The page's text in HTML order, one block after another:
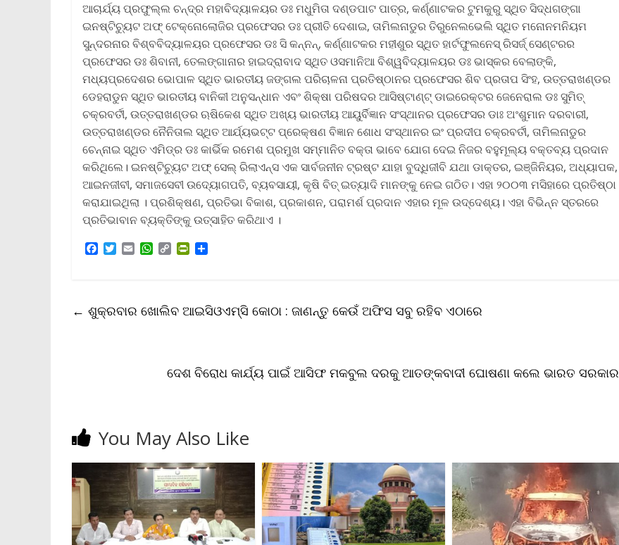
ଆଚାର୍ଯ୍ୟ ପ୍ରଫୁଲ୍ଲ ଚନ୍ଦ୍ର ମହାବିଦ୍ୟାଳୟର ଡଃ ମଧୁମିତା ଦଣ୍ଡପାଟ ପାତ୍ର, କର୍ଣ୍ଣାଟକର ଟୁମକୁରୁ ସ୍ଥିତ ସିଦ୍ଧଗଙ୍ଗା
ଇନଷ୍ଟିଚ୍ୟୁଟ ଅଫ୍ ଟେକ୍ନୋଲୋଜିର ପ୍ରଫେସର ଡଃ ପ୍ରୀତି ଦେଶାଇ, ତାମିଲନାଡୁର ତିରୁନେଲଭେଲି ସ୍ଥିତ ମନୋନମନିୟମ
ସୁନ୍ଦରନାର ବିଶ୍ବବିଦ୍ୟାଳୟର ପ୍ରଫେସର ଡଃ ସି କନ୍ନନ୍, କର୍ଣ୍ଣାଟକର ମହୀଶୁର ସ୍ଥିତ ହାର୍ଟଫୁଲନେସ୍ ରିସର୍ଜ୍ ସେଣ୍ଟରର
ପ୍ରଫେସର ଡଃ ଶିବାନୀ, ତେଲଙ୍ଗାନାର ହାଇଦ୍ରାବାଦ ସ୍ଥିତ ଓସମାନିଆ ବିଶ୍ୱବିଦ୍ୟାଳୟର ଡଃ ଭାସ୍କର ବେଲାଙ୍କି,
ମଧ୍ୟପ୍ରଦେଶର ଭୋପାଳ ସ୍ଥିତ ଭାରତୀୟ ଜଙ୍ଗଲ ପରିଚାଳନା ପ୍ରତିଷ୍ଠାନର ପ୍ରଫେସର ଶିବ ପ୍ରତାପ ସିଂହ, ଉତ୍ତରାଖଣ୍ଡର
ଡେହରାଡୁନ ସ୍ଥିତ ଭାରତୀୟ ବାନିକୀ ଅନୁସନ୍ଧାନ ଏବଂ ଶିକ୍ଷା ପରିଷଦର ଆସିଷ୍ଟାଣ୍ଟ୍‌ ଡାଇରେକ୍ଟର ଜେନେରାଲ ଡଃ ସୁମିତ୍‌
ଚକ୍ରବର୍ତୀ, ଉତ୍ତରାଖଣ୍ଡର ଋଷିକେଶ ସ୍ଥିତ ଅଖ୍ୟ ଭାରତୀୟ ଆୟୁର୍ବିଜ୍ଞାନ ସଂସ୍ଥାନର ପ୍ରଫେସର ଡାଃ ଅଂଶୁମାନ ଦରବାରୀ,
ଉତ୍ତରାଖଣ୍ଡର ନୈନିତାଲ ସ୍ଥିତ ଆର୍ଯ୍ୟଭଟ୍ଟ ପ୍ରେକ୍ଷଣ ବିଜ୍ଞାନ ଶୋଧ ସଂସ୍ଥାନର ଇଂ ପ୍ରଦୀପ ଚକ୍ରବର୍ତୀ, ତାମିଲନାଡୁର
ଚେନ୍ନାଇ ସ୍ଥିତ ଏମିଡ୍‌ର ଡଃ କାର୍ଭିକ ରମେଶ ପ୍ରମୁଖ ସମ୍ମାନିତ ବକ୍ତା ଭାବେ ଯୋଗ ଦେଇ ନିଜର ବହୁମୂଲ୍ୟ ବକ୍ତବ୍ୟ ପ୍ରଦାନ
କରିଥିଲେ। ଇନଷ୍ଟିଚ୍ୟୁଟ ଅଫ୍ ସେଲ୍ ରିଲାଏନ୍ସ ଏକ ସାର୍ବଜନୀନ ଟ୍ରଷ୍ଟ ଯାହା ବୁଦ୍ଧିଜୀବି ଯଥା ଡାକ୍ତର, ଇଞ୍ଜିନିୟର, ଅଧ୍ୟାପକ,
ଆଇନଜୀବୀ, ସମାଜସେବୀ ଉଦ୍ୟୋଗପତି, ବ୍ୟବସାୟୀ, କୃଷି ବିତ୍ ଇତ୍ୟାଦି ମାନଙ୍କୁ ନେଇ ଗଠିତ। ଏହା ୨୦୦୩ ମସିହାରେ ପ୍ରତିଷ୍ଠା
କରାଯାଇଥିଲା । ପ୍ରଶିକ୍ଷଣ, ପ୍ରତିଭା ବିକାଶ, ପ୍ରକାଶନ, ପରାମର୍ଶ ପ୍ରଦାନ ଏହାର ମୂଳ ଉଦ୍ଦେଶ୍ୟ। ଏହା ବିଭିନ୍ନ ସ୍ତରରେ
ପ୍ରତିଭାବାନ ବ୍ୟକ୍ତିଙ୍କୁ ଉତ୍ସାହିତ କରିଥାଏ ।
o
T
e
E
W
A
C
i
P
F
d
← ଶୁକ୍ରବାର ଖୋଲିବ ଆଇସିଓଏମ୍‌ସି କୋଠା : ଜାଣନ୍ତୁ କେଉଁ ଅଫିସ ସବୁ ରହିବ ଏଠାରେ
ଦେଶ ବିରୋଧ କାର୍ଯ୍ୟ ପାଇଁ ଆସିଫ ମକବୁଲ ଦରକୁ ଆତଙ୍କବାଦୀ ଘୋଷଣା କଲେ ଭାରତ ସରକାର
You May Also Like